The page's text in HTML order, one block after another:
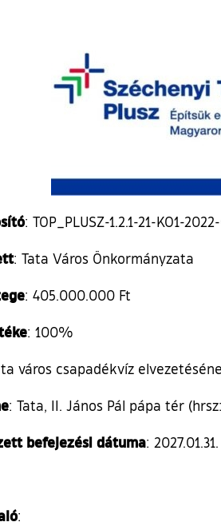
: TOP_PLUSZ-1.2.1-21-KO1-
: Tata Város Önkormányzata
: 405.000.000 Ft
: 100%
város csapadékvíz
: Tata, II. János Pál pápa tér
befejezési dátuma: 2027.01.31.
: